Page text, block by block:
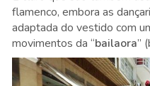
flamenco, embora as
adaptada do vestido com
movimentos da “bailaora”